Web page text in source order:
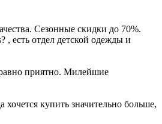
Сезонные скидки до 70%.
есть отдел детской одежды и
приятно. Милейшие
купить значительно больше,